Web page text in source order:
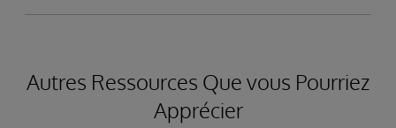
Autres Ressources Que vous Pourriez
Apprécier